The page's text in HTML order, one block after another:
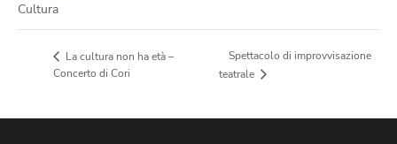
Cultura
La cultura non ha età –
Concerto di Cori
Spettacolo di improvvisazione
teatrale